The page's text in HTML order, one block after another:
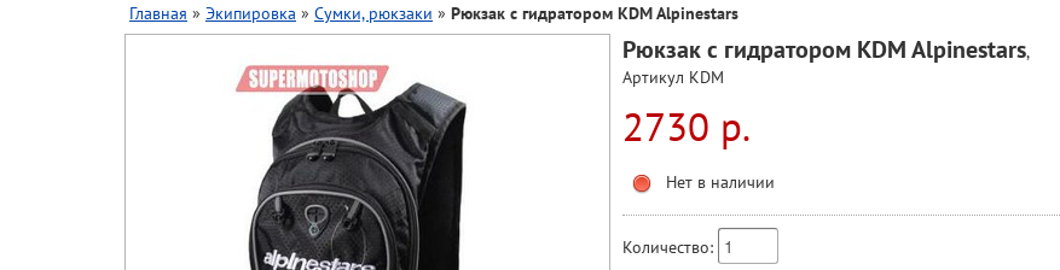
Главная » Экипировка » Сумки, рюкзаки » Рюкзак с гидратором KDM Alpinestars
Рюкзак с гидратором KDM Alpinestars,
Артикул KDM
2730 р.
Нет в наличии
Количество: